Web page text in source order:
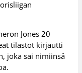
Jones 20
tilastot kirjautti
joka sai nimiinsä